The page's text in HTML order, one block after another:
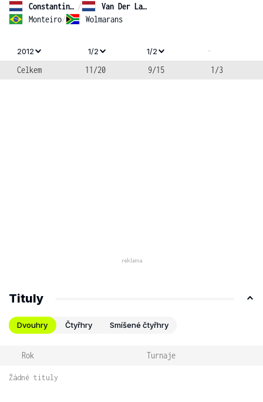
Constantinovici /
Van Der Lans
Monteiro/ Wolmarans
2012 1/2 1/2
-
Celkem
11/20 9/15 1/3
Tituly
Dvouhry Čtyřhry Smíšené čtyřhry
Rok Turnaje
Žádné tituly